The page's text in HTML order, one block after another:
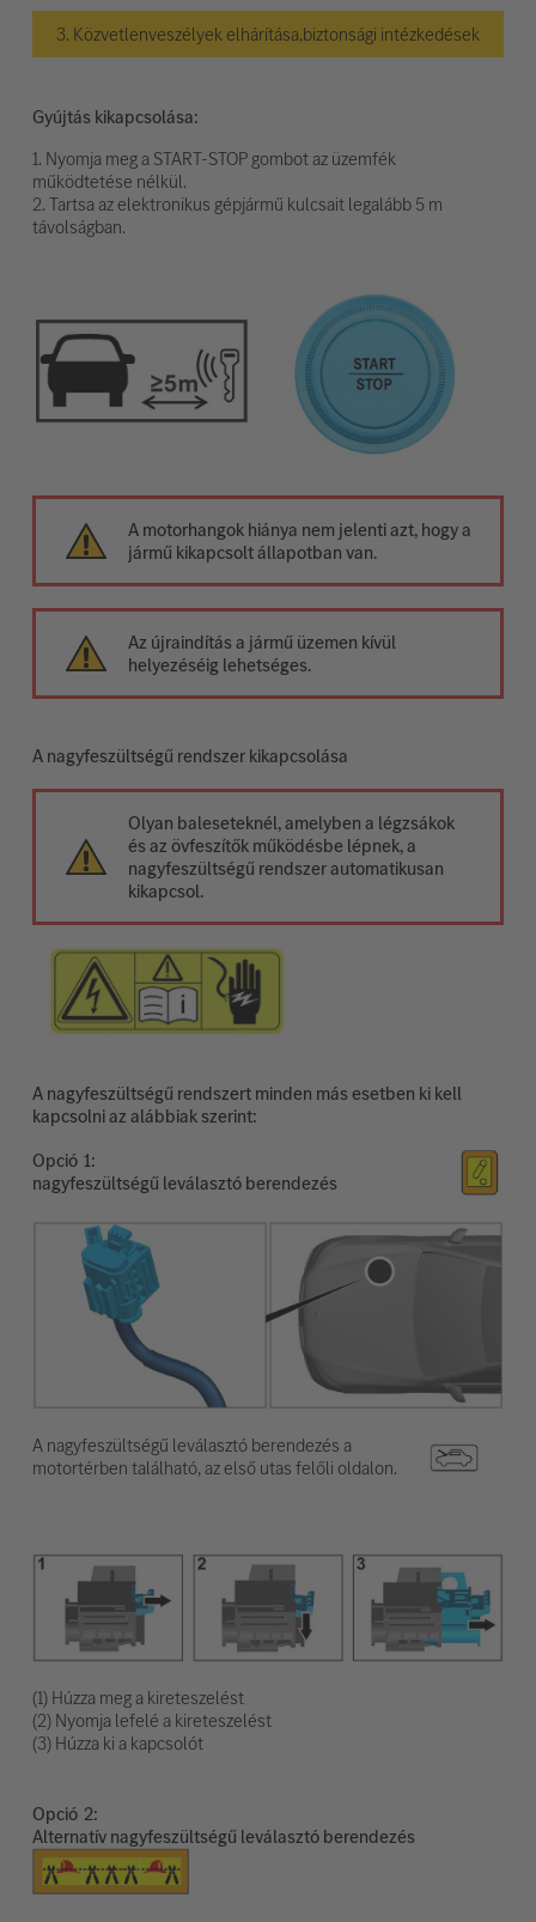
3. Közvetlenveszélyek elhárítása,biztonsági intézkedések
Gyújtás kikapcsolása:
1. Nyomja meg a START-STOP gombot az üzemfék
működtetése nélkül.
2. Tartsa az elektronikus gépjármű kulcsait legalább 5 m
távolságban.
A motorhangok hiánya nem jelenti azt, hogy a
jármű kikapcsolt állapotban van.
Az újraindítás a jármű üzemen kívül
helyezéséig lehetséges.
A nagyfeszültségű rendszer kikapcsolása
Olyan baleseteknél, amelyben a légzsákok
és az övfeszítők működésbe lépnek, a
nagyfeszültségű rendszer automatikusan
kikapcsol.
A nagyfeszültségű rendszert minden más esetben ki kell
kapcsolni az alábbiak szerint:
Opció
nagyfeszültségű leválasztó berendezés
A nagyfeszültségű leválasztó berendezés a
motortérben található, az első utas felőli oldalon.
(1) Húzza meg a kireteszelést
(2) Nyomja lefelé a kireteszelést
(3) Húzza ki a kapcsolót
Opció
Alternatív nagyfeszültségű leválasztó berendezés